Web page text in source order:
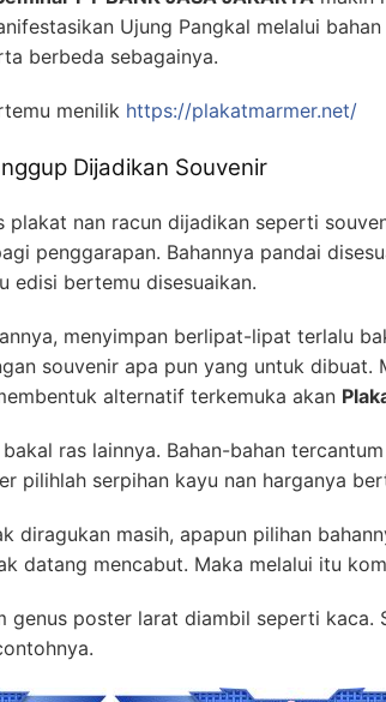
Ujung Pangkal melalui
berbeda sebagainya.
menilik https://plakatmarmer.net/
Dijadikan Souvenir
plakat nan racun dijadikan seperti
penggarapan. Bahannya pandai
edisi bertemu disesuaikan.
menyimpan berlipat-lipat terlalu
souvenir apa pun yang untuk dibuat.
alternatif terkemuka akan
ras lainnya. Bahan-bahan
pilihlah serpihan kayu nan harganya
diragukan masih, apapun pilihan
datang mencabut. Maka melalui itu
genus poster larat diambil seperti